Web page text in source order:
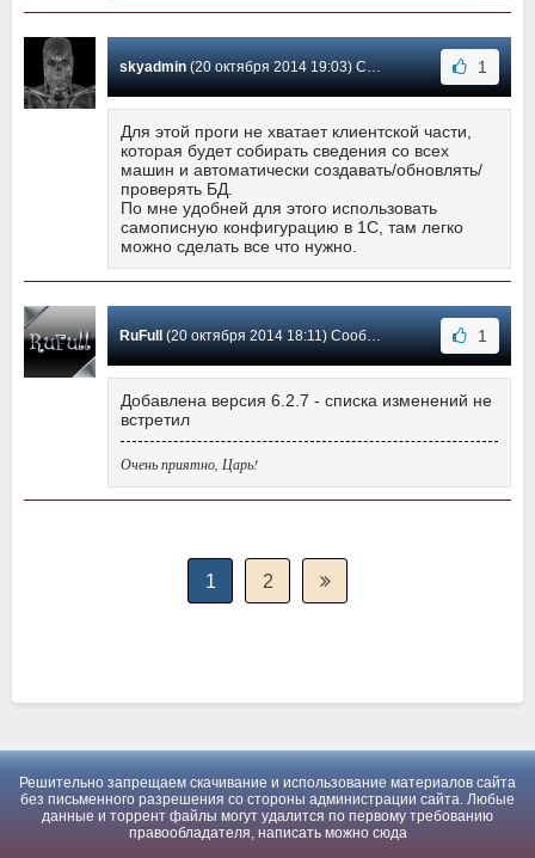
skyadmin(20 октября 2014 19:03) Сообщение #12 1
Для этой проги не хватает клиентской части,
которая будет собирать сведения со всех
машин и автоматически создавать/обновлять/
проверять БД.
По мне удобней для этого использовать
самописную конфигурацию в 1С, там легко
можно сделать все что нужно.
RuFull (20 октября 2014 18:11) Сообщение #11 1
Добавлена версия 6.2.7 - списка изменений не
встретил
Очень приятно, Царь!
1 2
Решительно запрещаем скачивание и использование материалов сайта
без письменного разрешения со стороны администрации сайта. Любые
данные и торрент файлы могут удалится по первому требованию
правообладателя, написать можно сюда